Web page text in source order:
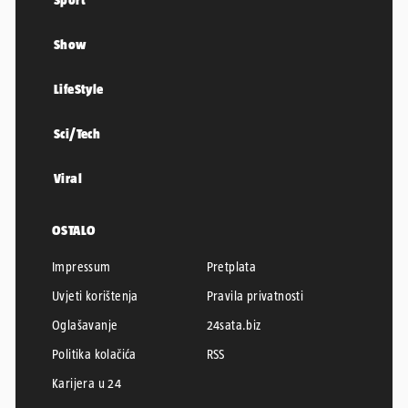
Show
LifeStyle
Sci/Tech
Viral
OSTALO
Impressum
Pretplata
Uvjeti korištenja
Pravila privatnosti
Oglašavanje
24sata.biz
Politika kolačića
RSS
Karijera u 24